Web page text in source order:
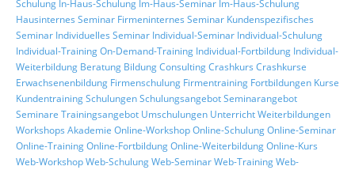
Schulung In-Haus-Schulung Im-Haus-Seminar Im-Haus-Schulung
Hausinternes Seminar Firmeninternes Seminar Kundenspezifisches
Seminar Individuelles Seminar Individual-Seminar Individual-Schulung
Individual-TrainingOn-Demand-Training Individual-Fortbildung Individual-
Weiterbildung Beratung BildungConsultingCrashkurs Crashkurse
Erwachsenenbildung Firmenschulung Firmentraining Fortbildungen Kurse
KundentrainingSchulungenSchulungsangebotSeminarangebot
Seminare Trainingsangebot Umschulungen UnterrichtWeiterbildungen
Workshops Akademie Online-WorkshopOnline-SchulungOnline-Seminar
Online-TrainingOnline-FortbildungOnline-WeiterbildungOnline-Kurs
Web-WorkshopWeb-SchulungWeb-SeminarWeb-TrainingWeb-